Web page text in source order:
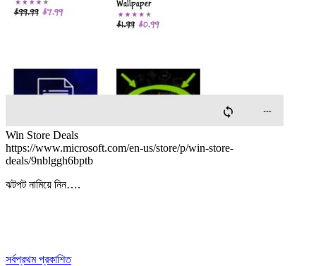
Win Store Deals
https://www.microsoft.com/en-us/store/p/win-store-
deals/9nblggh6bptb
ঝটপট নামিয়ে নিন….
সর্বপ্রথম প্রকাশিত